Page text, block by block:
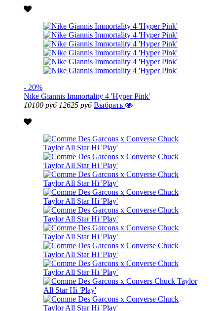
- 20%
Nike Giannis Immortality 4 'Hyper Pink'
10100 руб 12625 руб Выбрать